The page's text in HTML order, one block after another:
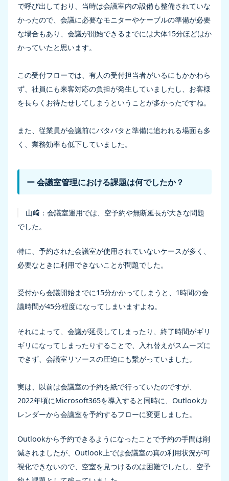
で呼び出しており、当時は会議室内の設備も整備されていな
かったので、会議に必要なモニターやケーブルの準備が必要
な場合もあり、会議が開始できるまでには大体15分ほどはか
かっていたと思います。
この受付フローでは、有人の受付担当者がいるにもかかわら
ず、社員にも来客対応の負担が発生していましたし、お客様
を長らくお待たせしてしまうということが多かったですね。
また、従業員が会議前にバタバタと準備に追われる場面も多
く、業務効率も低下していました。
ー 会議室管理における課題は何でしたか？
山﨑：会議室運用では、空予約や無断延長が大きな問題
でした。
特に、予約された会議室が使用されていないケースが多く、
必要なときに利用できないことが問題でした。
受付から会議開始までに15分かかってしまうと、1時間の会
議時間が45分程度になってしまいますよね。
それによって、会議が延長してしまったり、終了時間がギリ
ギリになってしまったりすることで、入れ替えがスムーズに
できず、会議室リソースの圧迫にも繋がっていました。
実は、以前は会議室の予約を紙で行っていたのですが、
2022年頃にMicrosoft365を導入すると同時に、Outlookカ
レンダーから会議室を予約するフローに変更しました。
Outlookから予約できるようになったことで予約の手間は削
減されましたが、Outlook上では会議室の真の利用状況が可
視化できないので、空室を見つけるのは困難でしたし、空予